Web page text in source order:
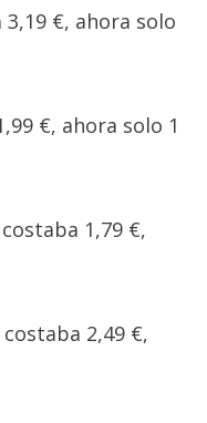
€, ahora solo
€, ahora solo 1
1,79 €,
2,49 €,